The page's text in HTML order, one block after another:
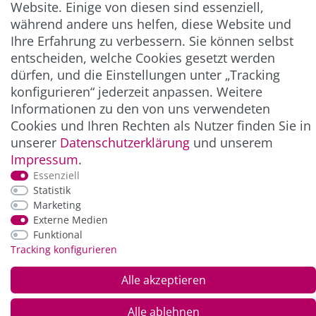
** Hierbei handelt es sich um ein Pflichtfeld.
ZAHLUNG & VERSAND
*Alle Preise inkl. der gesetzl. MwSt. zzgl.
und Versandkosten
Website. Einige von diesen sind essenziell,
während andere uns helfen, diese Website und
Ihre Erfahrung zu verbessern. Sie können selbst
entscheiden, welche Cookies gesetzt werden
dürfen, und die Einstellungen unter „Tracking
konfigurieren“ jederzeit anpassen. Weitere
Informationen zu den von uns verwendeten
Cookies und Ihren Rechten als Nutzer finden Sie in
unserer Daten­schutz­erklärung und unserem
Impressum.
Essenziell
Statistik
Marketing
Externe Medien
Funktional
Tracking konfigurieren
Alle akzeptieren
Alle ablehnen